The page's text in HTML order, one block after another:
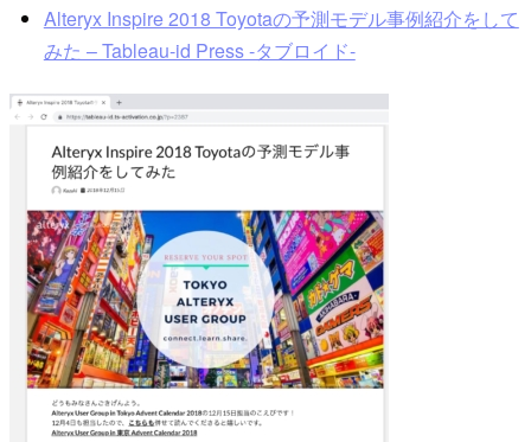
Alteryx Inspire 2018 Toyotaの予測モデル事例紹介をして
みた – Tableau-id Press -タブロイド-